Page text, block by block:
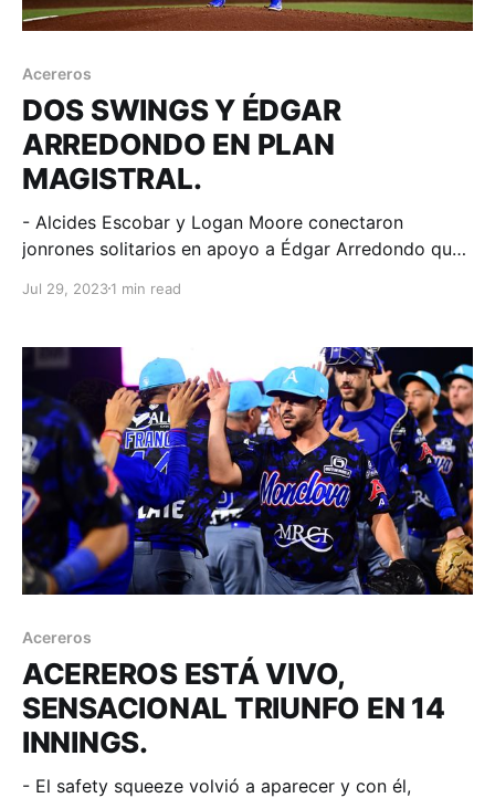
Acereros
DOS SWINGS Y ÉDGAR
ARREDONDO EN PLAN
MAGISTRAL.
- Alcides Escobar y Logan Moore conectaron
jonrones solitarios en apoyo a Édgar Arredondo que
California; 29 de julio de 2023. Acereros-
serie en la frontera, los Toros tenían la del empate en
Jul 29, 20231 min read
Acereros
ACEREROS ESTÁ VIVO,
SENSACIONAL TRIUNFO EN 14
INNINGS.
- El safety squeeze volvió a aparecer y con él,